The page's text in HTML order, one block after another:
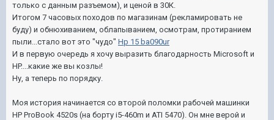
только с данным разъемом), и ценой в 30К.
Итогом 7 часовых походов по магазинам (рекламировать не
буду) и обнюхиванием, облапыванием, осмотрам, протиранием
пыли...стало вот это "чудо" Hp 15 ba090ur
И в первую очередь я хочу выразить благодарность Microsoft и
HP....какие же вы кoзлы!
Ну, а теперь по порядку.
Моя история начинается со второй поломки рабочей машинки
HP ProBook 4520s (на борту i5-460m и ATI 5470). Он мне верой и